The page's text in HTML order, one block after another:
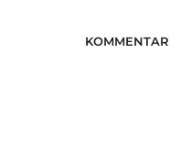
KOMMENTAR